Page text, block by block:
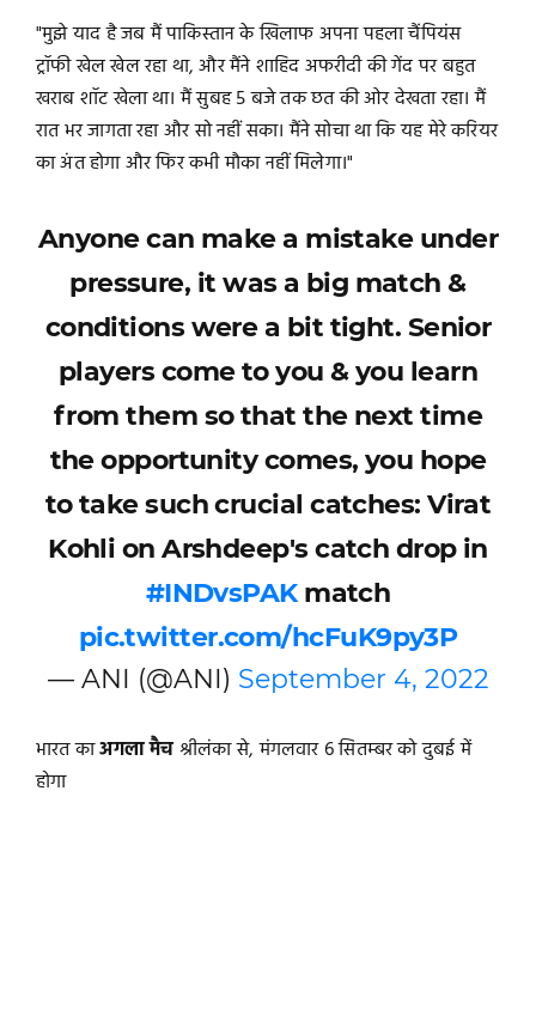
"मुझे याद है जब मैं पाकिस्तान के खिलाफ अपना पहला चैंपियंस
ट्रॉफी खेल खेल रहा था, और मैंने शाहिद अफरीदी की गेंद पर बहुत
खराब शॉट खेला था। मैं सुबह 5 बजे तक छत की ओर देखता रहा। मैं
रात भर जागता रहा और सो नहीं सका। मैंने सोचा था कि यह मेरे करियर
का अंत होगा और फिर कभी मौका नहीं मिलेगा।"
Anyone can make a mistake under
pressure, it was a big match &
conditions were a bit tight. Senior
players come to you & you learn
from them so that the next time
the opportunity comes, you hope
to take such crucial catches: Virat
Kohli on Arshdeep's catch drop in
#INDvsPAKmatch
pic.twitter.com/hcFuK9py3P
— ANI (@ANI) September 4, 2022
भारत काअगला मैचश्रीलंका से, मंगलवार 6 सितम्बर को दुबई में
होगा